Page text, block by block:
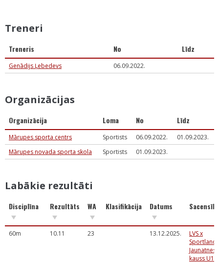
Treneri
Treneris No Līdz
Genādijs Ļebedevs 06.09.2022.
Organizācijas
Organizācija Loma No Līdz
Mārupes sporta centrs Sportists 06.09.2022.
01.09.2023.
Mārupes novada sporta skola
Sportists 01.09.2023.
Labākie rezultāti
Disciplīna Rezultāts WA Klasifikācija Datums
60m 10.11 23 13.12.2025.
LVS x
Sportland
Jaunatnes
kauss U12